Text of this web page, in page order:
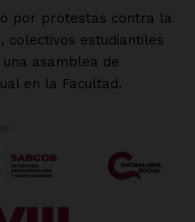
por protestas contra la
colectivos estudiantiles
asamblea de
en la Facultad.